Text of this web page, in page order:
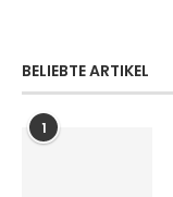
BELIEBTE ARTIKEL
1